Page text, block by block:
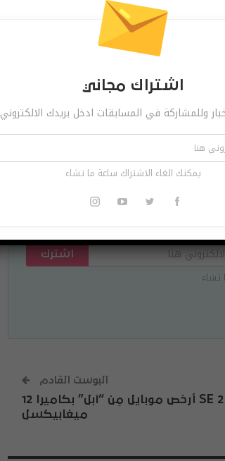
اشترك
تشاء
البوست القادم
​آيفون SE 2 أرخص موبايل مِن “آبل” بكاميرا 12
ميغابيكسل
اشتراك مجاني
وللمشاركة في المسابقات ادخل بريدك الالكتروني
يمكنك الغاء الاشتراك ساعة ما تشاء